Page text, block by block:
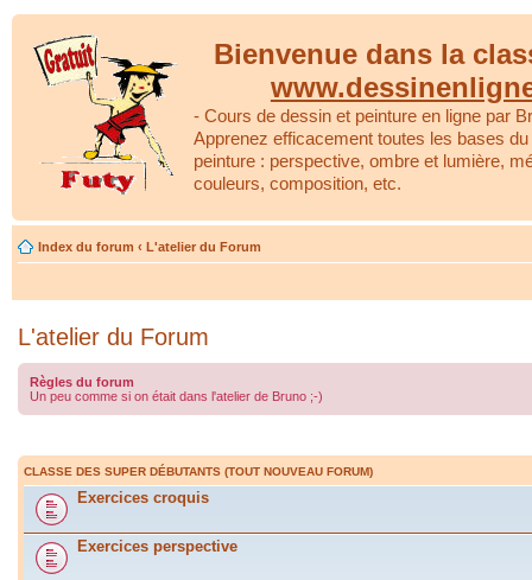
Bienvenue dans la
- Cours de dessin et peinture en ligne par
Apprenez efficacement toutes les bases
peinture : perspective, ombre et lumière,
couleurs, composition, etc.
Index du forum ‹ L'atelier du Forum
L'atelier du Forum
Règles du forum
Un peu comme si on était dans l'atelier de Bruno ;-)
CLASSE DES SUPER DÉBUTANTS (TOUT NOUVEAU FORUM)
Exercices croquis
Exercices perspective